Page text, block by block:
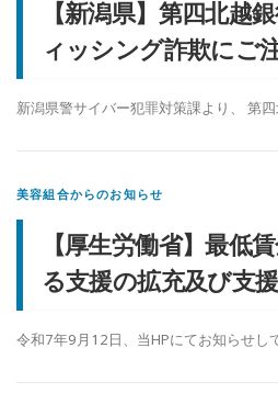
【新潟県】第四北越
ィッシング詐欺にご
新潟県警サイバー犯罪対策課より、 第
美容組合からのお知らせ
【厚生労働省】最低
る支援の拡充及び支
令和7年9月12日、当HPにてお知らせし